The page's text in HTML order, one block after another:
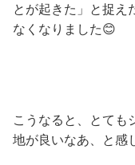
とが起きた」と捉え
なくなりました😊
こうなると、とても
地が良いなあ、と感